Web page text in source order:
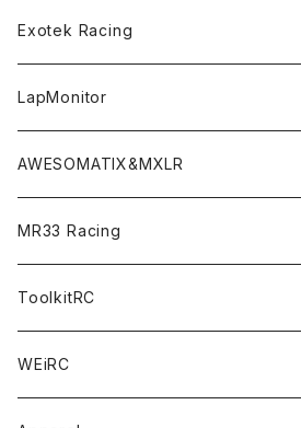
Option Parts For TRF420,420X
Option Parts For TA08/TA08R
TA08
TA08R
Option Parts For XRAY T4
Option Parts For YOKOMO BD9
Option Parts For YOKOMO BD8
Accessories
CREST ESC
CREST X EVO
CRESR RS120
CREST Stocki Motor
CREST Modi Motor
Special Set（ZEROTRIBEオリジナル）
LMH （1/10 190mm）
M-Chassis（1/10 W/B210-225mm）
F1（1/10）
Accessories＜バッグ/その他製品＞
Stencils＜エアブラシ用ステンシル＞
SP1＜組立キット／スペアー＆オプション
SP1-F＜組立キット／スペアー＆オプショ
Awesomatix
A800MMX
A800R
XRAY
X4
X4F
Accessories
YOKOMO
Bodyshell Accessories
Setup Tools
Pit Accessories
Radio Accessories
Option Parts
Electronics
Exotek Racing
Bodies
F1ULTRA
RUBBER TIRES＆WHEEL
LapMonitor
Decoder
Transponder
Accessories
AWESOMATIX&MXLR
A800R（KIT＆Spare & Optional）
A12（KIT＆Spare & Optional）
MR33 Racing
Chemicals＜ケミカル＞
Shock Oil＜ショックオイル＞
Diff Oil＜デフオイル＞
Tires＜タイヤ関連＞
ToolkitRC
WEiRC